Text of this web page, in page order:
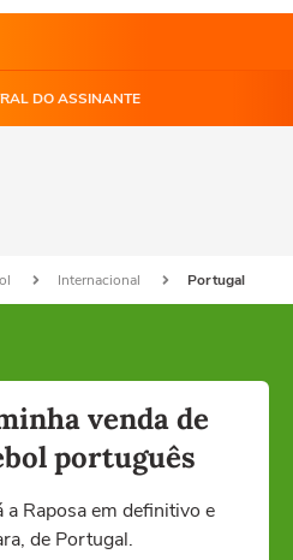
DO ASSINANTE
Internacional Portugal
venda de
português
a Raposa em definitivo e
de Portugal.